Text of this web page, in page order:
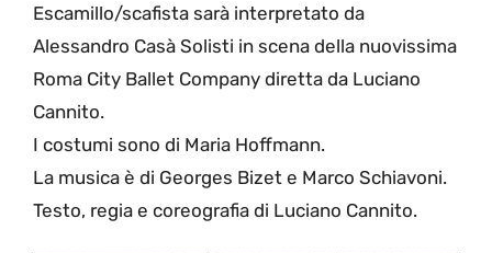
Escamillo/scafista sarà interpretato da
Alessandro Casà Solisti in scena della nuovissima
Roma City Ballet Company diretta da Luciano
Cannito.
I costumi sono di Maria Hoffmann.
La musica è di Georges Bizet e Marco Schiavoni.
Testo, regia e coreografia di Luciano Cannito.